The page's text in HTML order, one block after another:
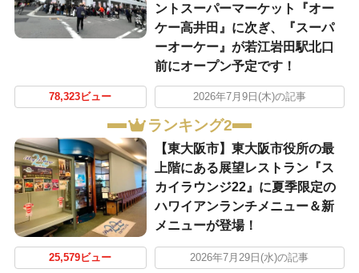
ントスーパーマーケット『オー
ケー高井田』に次ぎ、『スーパ
ーオーケー』が若江岩田駅北口
前にオープン予定です！
78,323ビュー 2026年7月9日(木)の記事
ランキング2
【東大阪市】東大阪市役所の最
上階にある展望レストラン『ス
カイラウンジ22』に夏季限定の
ハワイアンランチメニュー＆新
メニューが登場！
25,579ビュー 2026年7月29日(水)の記事